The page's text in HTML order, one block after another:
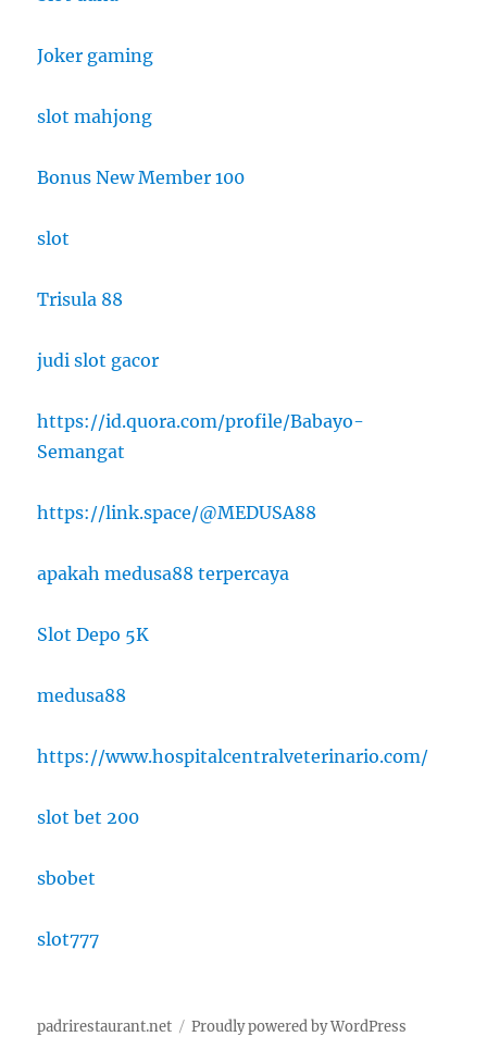
Joker gaming
slot mahjong
Bonus New Member 100
slot
Trisula 88
judi slot gacor
https://id.quora.com/profile/Babayo-
Semangat
https://link.space/@MEDUSA88
apakah medusa88 terpercaya
Slot Depo 5K
medusa88
https://www.hospitalcentralveterinario.com/
slot bet 200
sbobet
slot777
padrirestaurant.net Proudly powered by WordPress